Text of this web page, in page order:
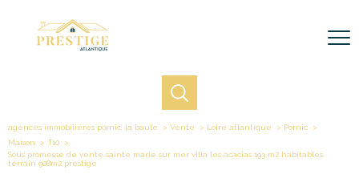
agences immobilières pornic, la baule Vente Loire atlantique
Pornic
Maison
T10
Sous promesse de vente sainte marie sur mer villa les acacias 193 m2 habitables
terrain 908m2 prestige